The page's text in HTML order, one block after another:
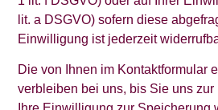
lit. a DSGVO) sofern diese
Einwilligung ist jederzeit
Die von Ihnen im Kontaktformular
verbleiben bei uns, bis Sie uns zur